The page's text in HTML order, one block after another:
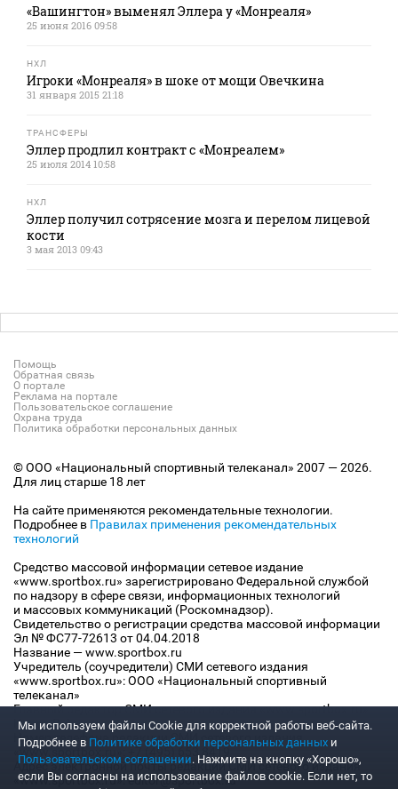
«Вашингтон» выменял Эллера у «Монреаля»
25 июня 2016 09:58
НХЛ
Игроки «Монреаля» в шоке от мощи Овечкина
31 января 2015 21:18
ТРАНСФЕРЫ
Эллер продлил контракт с «Монреалем»
25 июля 2014 10:58
НХЛ
Эллер получил сотрясение мозга и перелом лицевой
кости
3 мая 2013 09:43
Помощь
Обратная связь
О портале
Реклама на портале
Пользовательское соглашение
Охрана труда
Политика обработки персональных данных
© ООО «Национальный спортивный телеканал» 2007 — 2026.
Для лиц старше 18 лет
На сайте применяются рекомендательные технологии.
Подробнее в Правилах применения рекомендательных
технологий
Средство массовой информации сетевое издание
«www.sportbox.ru» зарегистрировано Федеральной службой
по надзору в сфере связи, информационных технологий
и массовых коммуникаций (Роскомнадзор).
Свидетельство о регистрации средства массовой информации
Эл № ФС77-72613 от 04.04.2018
Название — www.sportbox.ru
Учредитель (соучредители) СМИ сетевого издания
«www.sportbox.ru»: ООО «Национальный спортивный
телеканал»
Главный редактор СМИ сетевого издания «www.sportbox.ru»:
Конов В.А.
Номер телефона редакции СМИ сетевого издания
«www.sportbox.ru»: +7 (495) 653 8419
Адрес электронной почты редакции СМИ сетевого издания
«www.sportbox.ru»: editor@sportbox.ru
Мы используем файлы Сookie для корректной работы веб-сайта.
Подробнее в Политике обработки персональных данных и
Пользовательском соглашении. Нажмите на кнопку «Хорошо»,
если Вы согласны на использование файлов cookie. Если нет, то